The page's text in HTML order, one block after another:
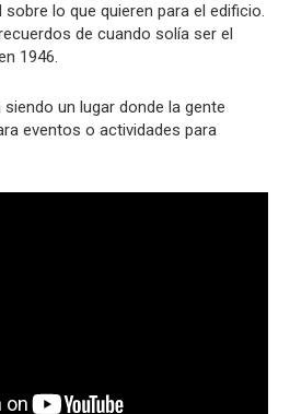
lo que quieren para el edificio.
de cuando solía ser el
1946.
un lugar donde la gente
eventos o actividades para